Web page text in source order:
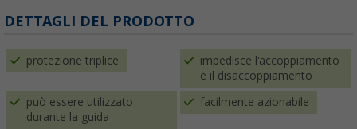
DETTAGLI DEL PRODOTTO
protezione triplice
impedisce l'accoppiamento
e il disaccoppiamento
può essere utilizzato
durante la guida
facilmente azionabile